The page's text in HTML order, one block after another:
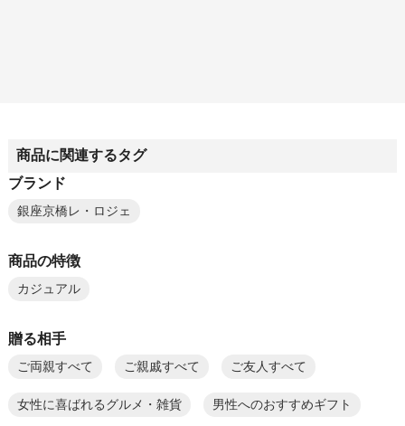
商品に関連するタグ
ブランド
銀座京橋レ・ロジェ
商品の特徴
カジュアル
贈る相手
ご両親すべて ご親戚すべて ご友人すべて
女性に喜ばれるグルメ・雑貨 男性へのおすすめギフト